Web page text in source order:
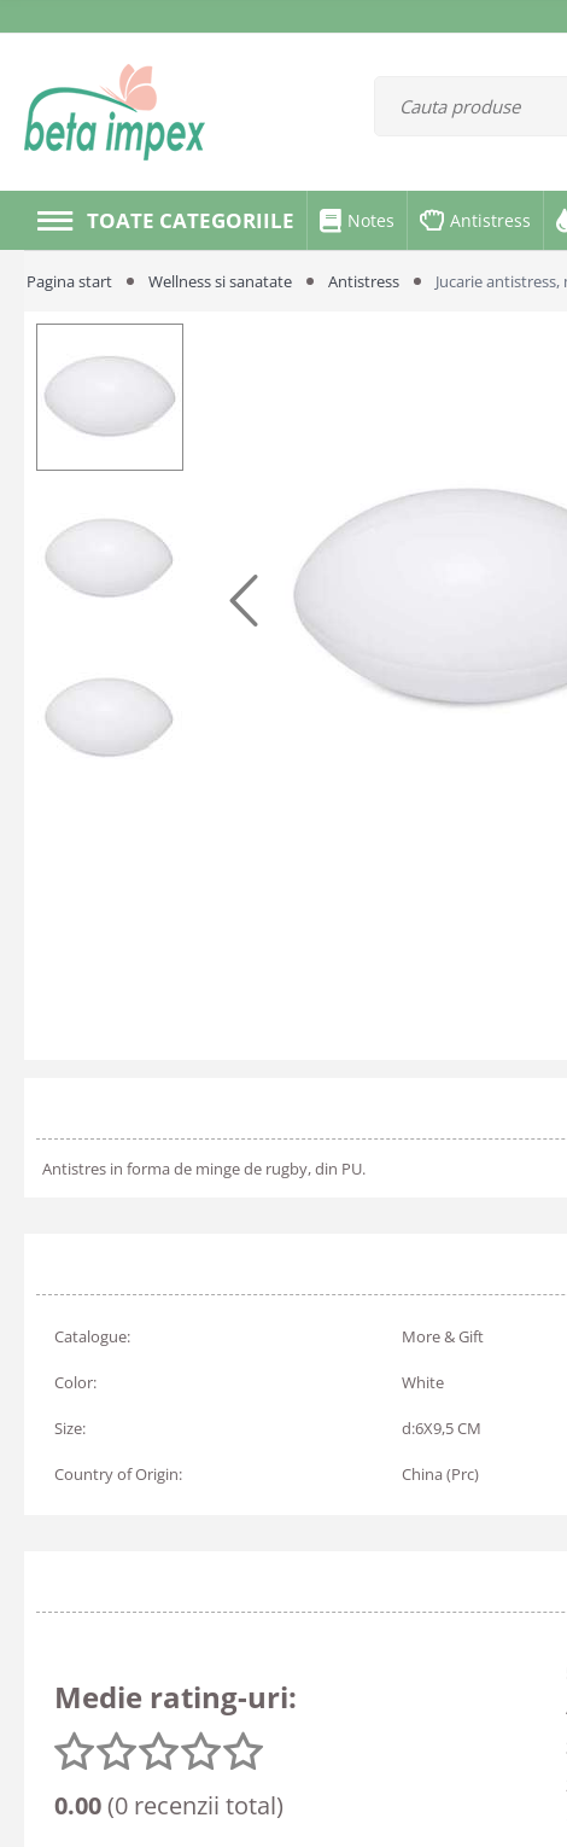
TOATE CATEGORIILE Notes Antistress
Pagina start Wellness si sanatate Antistress Jucarie
Antistres in forma de minge de rugby, din PU.
Catalogue: More & Gift
Color: White
Size: d:6X9,5 CM
Country of Origin: China (Prc)
Medie rating-uri:
0.00(0 recenzii total)